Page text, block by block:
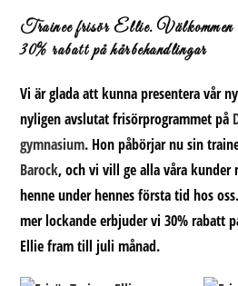
Trainee frisör Ellie.
30% rabatt på hårbehandlingar
Vi är glada att kunna presentera vår
nyligen avslutat frisörprogrammet på
gymnasium. Hon påbörjar nu sin
Barock, och vi vill ge alla våra
henne under hennes första tid hos
mer lockande erbjuder vi30% rabatt
Ellie fram till juli månad.